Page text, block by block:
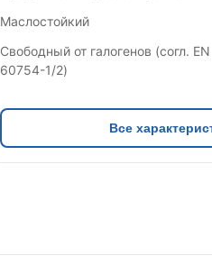
Маслостойкий
Свободный от галогенов (согл. EN
60754-1/2)
Все